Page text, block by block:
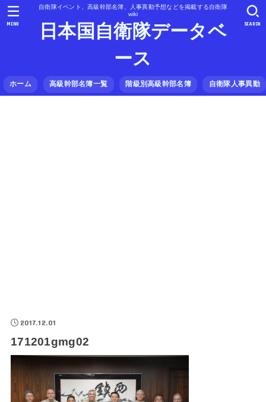
自衛隊イベント、高級幹部名簿、人事異動予想などを掲載する自衛隊
wiki
日本国自衛隊データベ
ース
ホーム 高級幹部名簿一覧 階級別高級幹部名簿 自衛隊人事異動
SEARCH
MENU
2017.12.01
171201gmg02